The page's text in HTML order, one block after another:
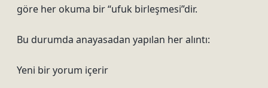
göre her okuma bir “ufuk birleşmesi”dir.
Bu durumda anayasadan yapılan her alıntı:
Yeni bir yorum içerir